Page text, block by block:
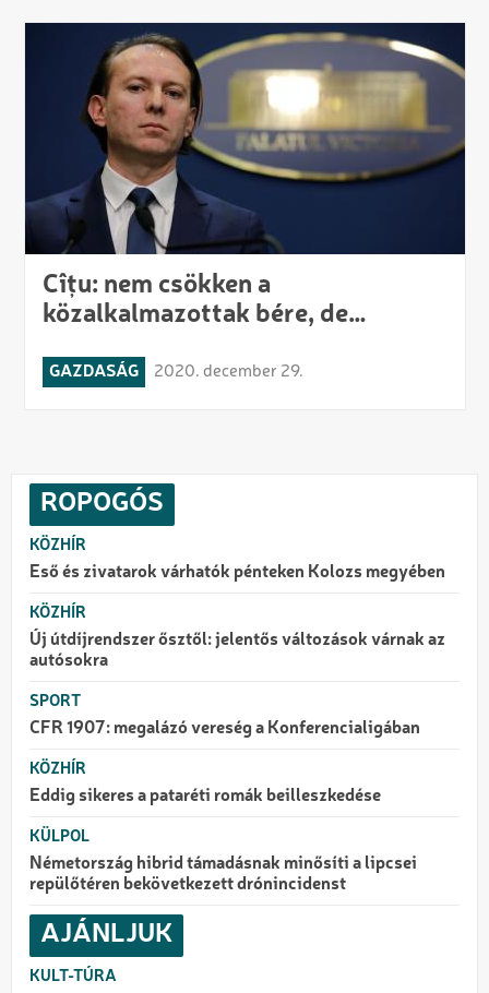
Cîțu: nem csökken a
közalkalmazottak bére, de…
GAZDASÁG 2020. december 29.
ROPOGÓS
KÖZHÍR
Eső és zivatarok várhatók pénteken Kolozs megyében
KÖZHÍR
Új útdíjrendszer ősztől: jelentős változások várnak az
autósokra
SPORT
CFR 1907: megalázó vereség a Konferencialigában
KÖZHÍR
Eddig sikeres a pataréti romák beilleszkedése
KÜLPOL
Németország hibrid támadásnak minősíti a lipcsei
repülőtéren bekövetkezett drónincidenst
AJÁNLJUK
KULT-TÚRA